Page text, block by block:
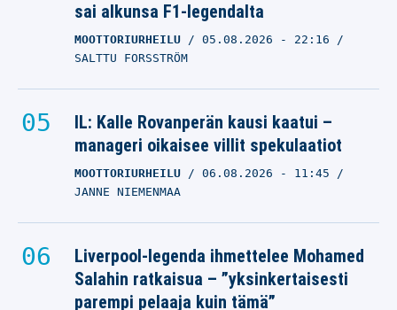
sai alkunsa F1-legendalta
MOOTTORIURHEILU 05.08.2026 - 22:16
SALTTU FORSSTRÖM
IL: Kalle Rovanperän kausi kaatui –
manageri oikaisee villit spekulaatiot
MOOTTORIURHEILU 06.08.2026 - 11:45
JANNE NIEMENMAA
Liverpool-legenda ihmettelee Mohamed
Salahin ratkaisua – ”yksinkertaisesti
parempi pelaaja kuin tämä”